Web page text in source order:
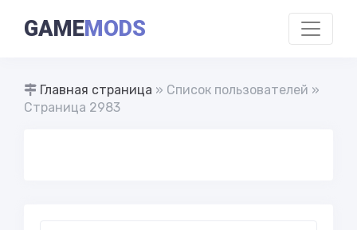
GAMEMODS
Главная страница » Список пользователей »
Страница 2983